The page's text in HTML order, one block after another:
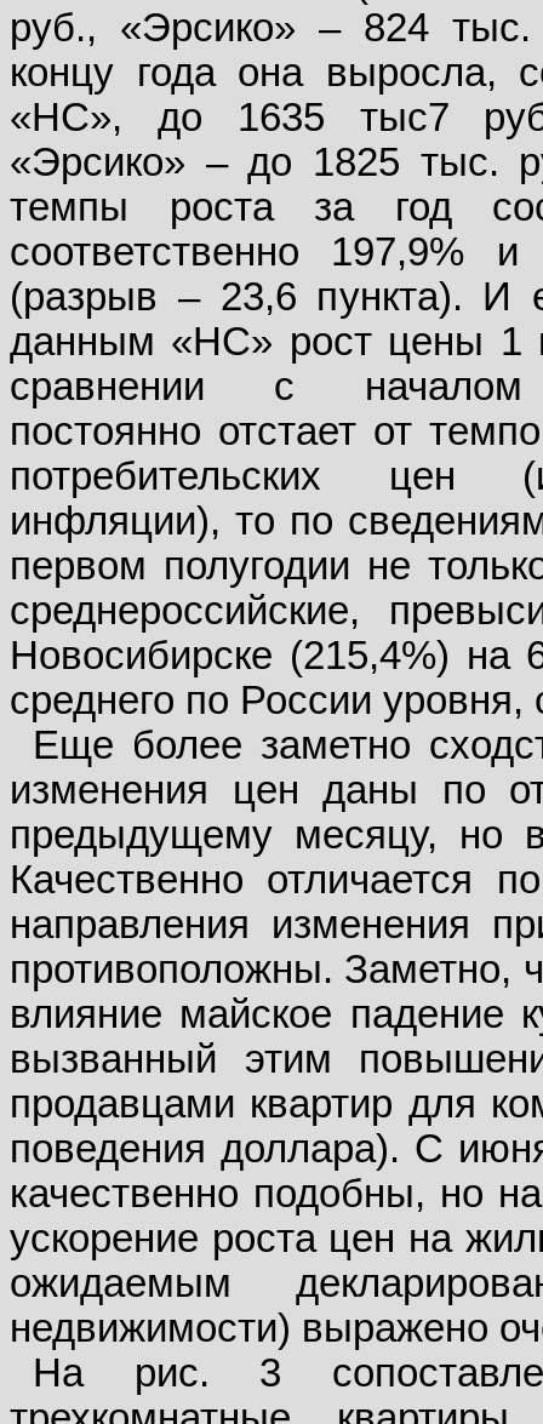
руб., «Эрсико» – 824
концу года она выросла,
«НС», до 1635 тыс7
«Эрсико» – до 1825 тыс.
темпы роста за год
соответственно 197,9% и
(разрыв – 23,6 пункта). И
данным «НС» рост цены 1
сравнении с
постоянно отстает от
потребительских цен
инфляции), то по
первом полугодии не
среднероссийские,
Новосибирске (215,4%) на
среднего по России
Еще более заметно
изменения цен даны по
предыдущему месяцу, но
Качественно отличается
направления изменения
противоположны. Заметно,
влияние майское падение
вызванный этим
продавцами квартир для
поведения доллара). С
качественно подобны, но
ускорение роста цен на
ожидаемым
недвижимости) выражено
На рис. 3